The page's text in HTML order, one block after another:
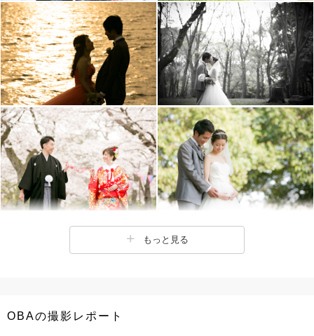
もっと見る
OBAの撮影レポート